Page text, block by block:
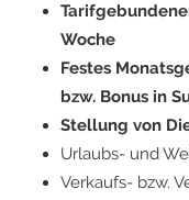
Woche
Festes
bzw. Bonus in
Stellung von
Urlaubs- und
Verkaufs- bzw.